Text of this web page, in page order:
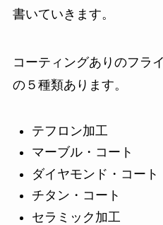
書いていきます。
コーティングありのフラ
の５種類あります。
テフロン加工
マーブル・コート
ダイヤモンド・コート
チタン・コート
セラミック加工